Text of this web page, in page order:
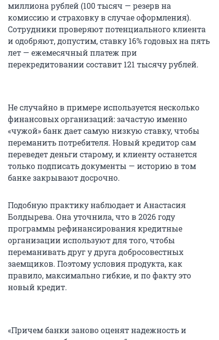
миллиона рублей (100 тысяч — резерв на
комиссию и страховку в случае оформления).
Сотрудники проверяют потенциального клиента
и одобряют, допустим, ставку 16% годовых на пять
лет — ежемесячный платеж при
перекредитовании составит 121 тысячу рублей.
Не случайно в примере используется несколько
финансовых организаций: зачастую именно
«чужой» банк дает самую низкую ставку, чтобы
переманить потребителя. Новый кредитор сам
переведет деньги старому, и клиенту останется
только подписать документы — историю в том
банке закрывают досрочно.
Подобную практику наблюдает и Анастасия
Болдырева. Она уточнила, что в 2026 году
программы рефинансирования кредитные
организации используют для того, чтобы
переманивать друг у друга добросовестных
заемщиков. Поэтому условия продукта, как
правило, максимально гибкие, и по факту это
новый кредит.
«Причем банки заново оценят надежность и